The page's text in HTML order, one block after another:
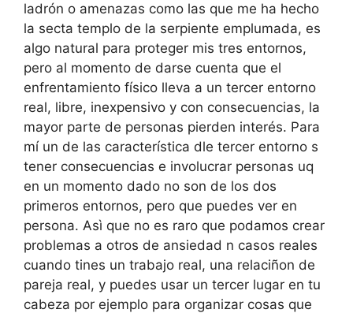
ladrón o amenazas como las que me ha hecho
la secta templo de la serpiente emplumada, es
algo natural para proteger mis tres entornos,
pero al momento de darse cuenta que el
enfrentamiento físico lleva a un tercer entorno
real, libre, inexpensivo y con consecuencias, la
mayor parte de personas pierden interés. Para
mí un de las característica dle tercer entorno s
tener consecuencias e involucrar personas uq
en un momento dado no son de los dos
primeros entornos, pero que puedes ver en
persona. Asì que no es raro que podamos crear
problemas a otros de ansiedad n casos reales
cuando tines un trabajo real, una relaciñon de
pareja real, y puedes usar un tercer lugar en tu
cabeza por ejemplo para organizar cosas que